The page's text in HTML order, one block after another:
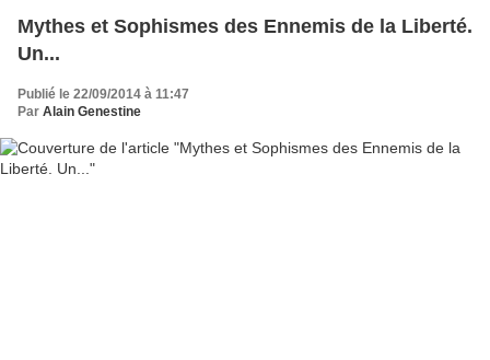
Mythes et Sophismes des Ennemis de la Liberté.
Un...
Publié le 22/09/2014 à 11:47
Par Alain Genestine